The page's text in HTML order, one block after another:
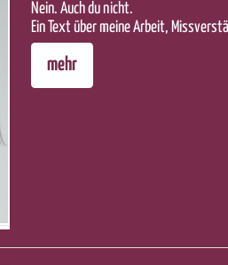
Nein. Auch du nicht.
Ein Text über meine Arbeit,
mehr